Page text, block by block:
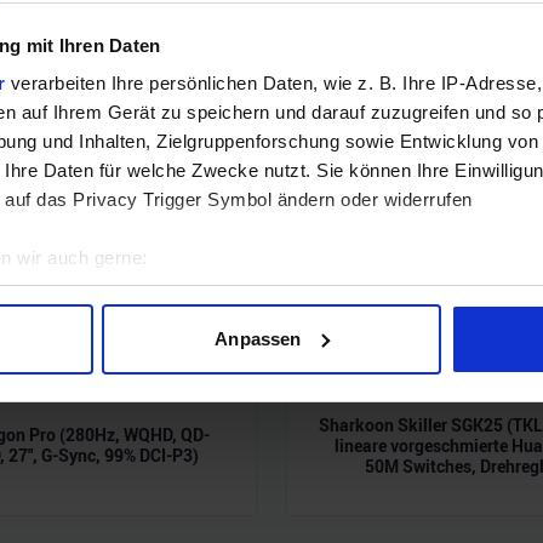
mit Ihren Daten
verarbeiten Ihre persönlichen Daten, wie z. B. Ihre IP-
auf Ihrem Gerät zu speichern und darauf zuzugreifen und so
und Inhalten, Zielgruppenforschung sowie Entwicklung
Daten für welche Zwecke nutzt. Sie können Ihre
das Privacy Trigger Symbol ändern oder widerrufen
wir auch gerne:
Lage erfassen, welche bis auf einige Meter genau
Ihre persönlichen Daten verarbeitet werden, und legen Sie
und Anzeigen zu personalisieren, Funktionen für soziale
zu analysieren. Außerdem geben wir Informationen zu
Anpassen
Pro (280Hz, WQHD, QD-
27", G-Sync, 99% DCI-P3)
Sharkoon Skiller SGK25
lineare vorgeschmierte
50M Switches,